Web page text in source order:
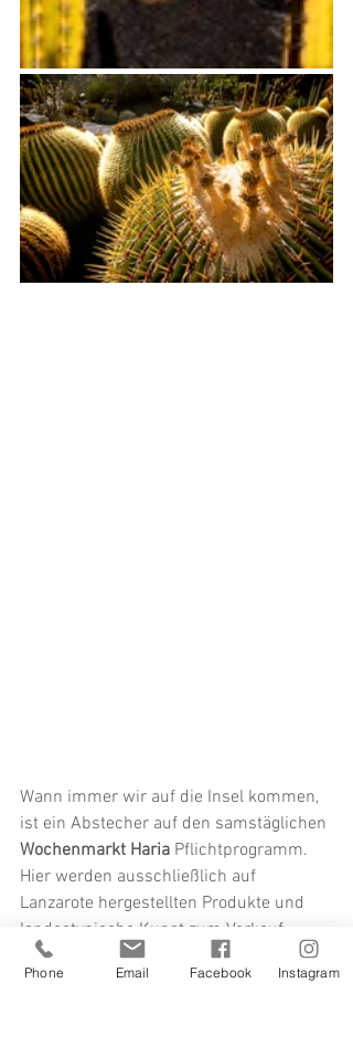
Wann immer wir auf die Insel kommen,
ist ein Abstecher auf den samstäglichen
Wochenmarkt Haria Pflichtprogramm.
Hier werden ausschließlich auf
Lanzarote hergestellten Produkte und
landestypische Kunst zum Verkauf
angeboten und auch der Weg zum Markt
ist landschaftlich von charismatischem
Phone Email Facebook Instagram